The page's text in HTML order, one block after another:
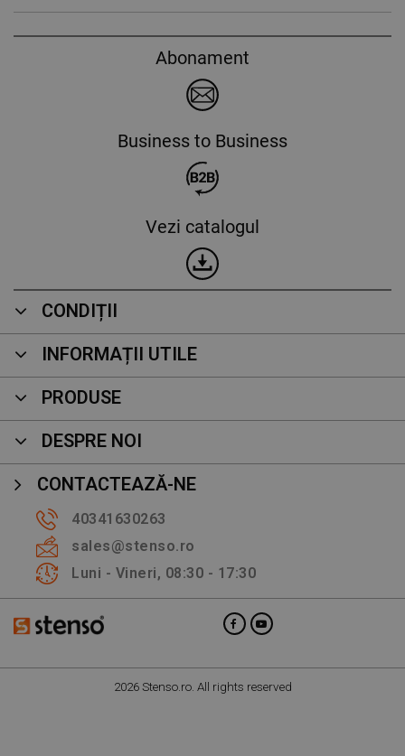
Abonament
Business to Business
Vezi catalogul
CONDIȚII
INFORMAȚII UTILE
PRODUSE
DESPRE NOI
CONTACTEAZĂ-NE
40341630263
sales@stenso.ro
Luni - Vineri, 08:30 - 17:30
2026 Stenso.ro. All rights reserved